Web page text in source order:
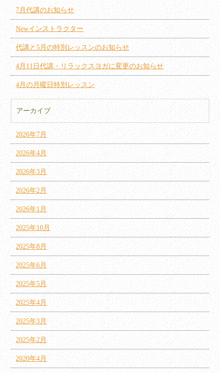
7月代講のお知らせ
Newインストラクター
代講と5月の特別レッスンのお知らせ
4月11日代講・リラックスヨガに変更のお知らせ
4月の月曜日特別レッスン
アーカイブ
2026年7月
2026年4月
2026年3月
2026年2月
2026年1月
2025年10月
2025年8月
2025年6月
2025年5月
2025年4月
2025年3月
2025年2月
2020年4月